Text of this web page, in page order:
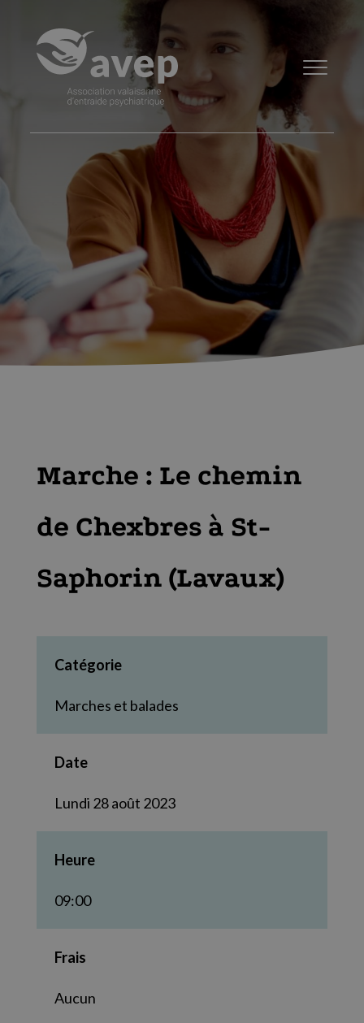
Marche : Le chemin
de Chexbres à St-
Saphorin (Lavaux)
Catégorie
Marches et balades
Date
Lundi 28 août 2023
Heure
09:00
Frais
Aucun